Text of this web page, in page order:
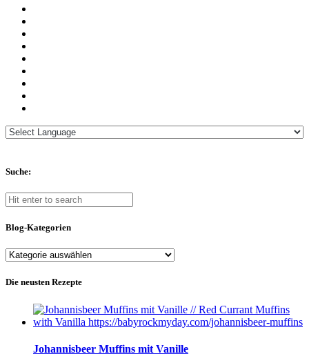
Suche:
Blog-Kategorien
Blog-
Die neusten Rezepte
Johannisbeer Muffins mit Vanille